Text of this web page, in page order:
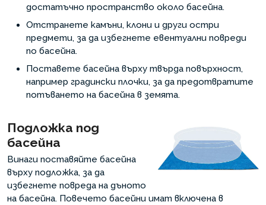
достатъчно пространство около басейна.
Отстранете камъни, клони и други остри
предмети, за да избегнете евентуални повреди
по басейна.
Поставете басейна върху твърда повърхност,
например градински плочки, за да предотвратите
потъването на басейна в земята.
Подложка под
басейна
Винаги поставяйте басейна
върху подложка, за да
избегнете повреда на дъното
на басейна. Повечето басейни имат включена в